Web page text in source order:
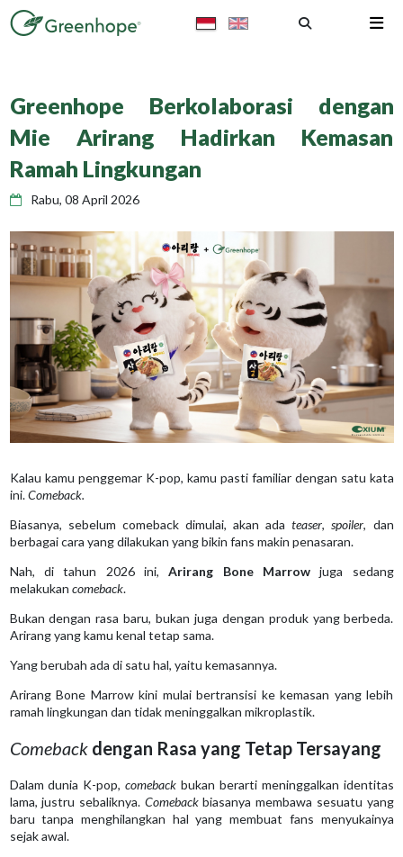
Greenhope Berkolaborasi dengan
Mie Arirang Hadirkan Kemasan
Ramah Lingkungan
Rabu, 08 April 2026
Kalau kamu penggemar K-pop, kamu pasti familiar dengan satu kata
ini.Comeback.
Biasanya, sebelum comeback dimulai, akan adateaser,spoiler, dan
berbagai cara yang dilakukan yang bikin fans makin penasaran.
Nah, di tahun 2026 ini,Arirang Bone Marrowjuga sedang
melakukan comeback.
Bukan dengan rasa baru, bukan juga dengan produk yang berbeda.
Arirang yang kamu kenal tetap sama.
Yang berubah ada di satu hal, yaitu kemasannya.
Arirang Bone Marrow kini mulai bertransisi ke kemasan yang lebih
ramah lingkungan dan tidak meninggalkan mikroplastik.
Comebackdengan Rasa yang Tetap Tersayang
Dalam dunia K-pop,comeback bukan berarti meninggalkan identitas
lama, justru sebaliknya. Comebackbiasanya membawa sesuatu yang
baru tanpa menghilangkan hal yang membuat fans menyukainya
sejak awal.